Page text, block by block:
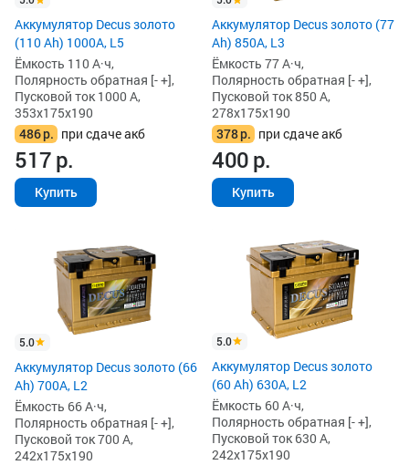
Аккумулятор Decus золото
(110 Ah) 1000A, L5
Ёмкость 110 А·ч,
Полярность обратная [- +],
Пусковой ток 1000 А,
353x175x190
486р. при сдаче акб
517р.
Купить
Аккумулятор Decus золото (77
Ah) 850А, L3
Ёмкость 77 А·ч,
Полярность обратная [- +],
Пусковой ток 850 А,
278x175x190
378р. при сдаче акб
400р.
Купить
5.0
Аккумулятор Decus золото (66
Ah) 700A, L2
Ёмкость 66 А·ч,
Полярность обратная [- +],
Пусковой ток 700 А,
242x175x190
5.0
Аккумулятор Decus золото
(60 Ah) 630A, L2
Ёмкость 60 А·ч,
Полярность обратная [- +],
Пусковой ток 630 А,
242x175x190